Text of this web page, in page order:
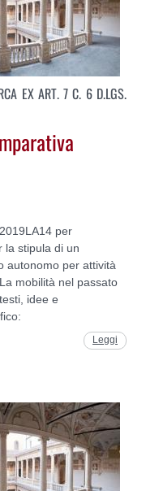
EX ART. 7 C. 6 D.LGS.
per
la stipula di un
autonomo per attività
mobilità nel passato
idee e
Leggi